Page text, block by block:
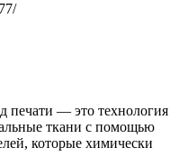
печати — это технология
ткани с помощью
которые химически